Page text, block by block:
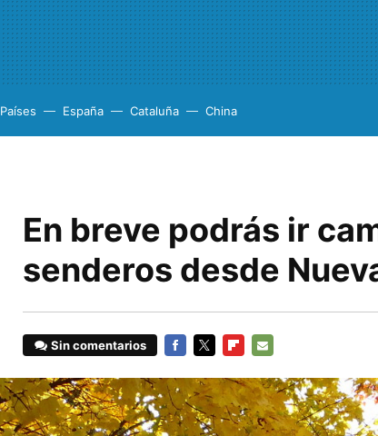
Países España Cataluña China
En breve podrás ir
senderos desde
Sin comentarios
MAIL